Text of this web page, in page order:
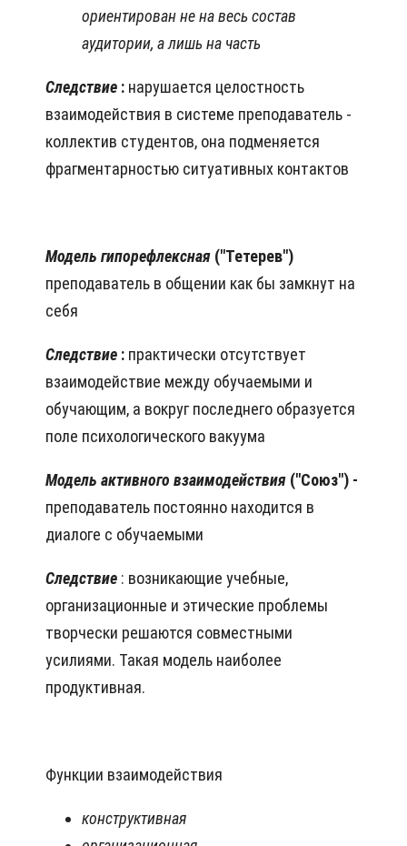
ориентирован не на весь состав
аудитории, а лишь на часть
Следствие : нарушается целостность
взаимодействия в системе преподаватель -
коллектив студентов, она подменяется
фрагментарностью ситуативных контактов
Модель гипорефлексная ("Тетерев")
преподаватель в общении как бы замкнут на
себя
Следствие : практически отсутствует
взаимодействие между обучаемыми и
обучающим, а вокруг последнего образуется
поле психологического вакуума
Модель активного взаимодействия ("Союз") -
преподаватель постоянно находится в
диалоге с обучаемыми
Следствие : возникающие учебные,
организационные и этические проблемы
творчески решаются совместными
усилиями. Такая модель наиболее
продуктивная.
Функции взаимодействия
конструктивная